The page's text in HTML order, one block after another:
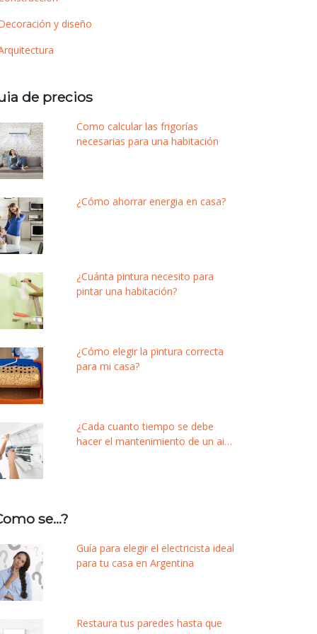
y diseño
de precios
Como calcular las frigorías
necesarias para una habitación
¿Cómo ahorrar energia en casa?
¿Cuánta pintura necesito para
pintar una habitación?
¿Cómo elegir la pintura correcta
para mi casa?
¿Cada cuanto tiempo se debe
hacer el mantenimiento de un aire
se…?
Guía para elegir el electricista ideal
para tu casa en Argentina
Restaura tus paredes hasta que